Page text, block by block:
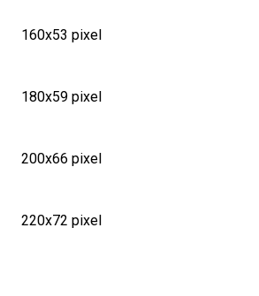
160x53 pixel
180x59 pixel
200x66 pixel
220x72 pixel